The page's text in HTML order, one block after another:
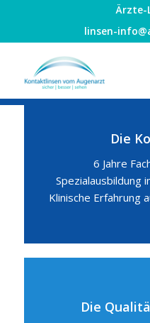
Ärzte-
linsen-
Die
6 Jahre
Spezialausbildung
Klinische Erfahrung
Die